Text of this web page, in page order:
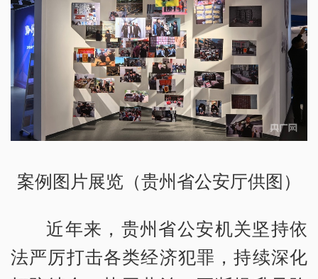
案例图片展览（贵州省公安厅供图）
近年来，贵州省公安机关坚持依
法严厉打击各类经济犯罪，持续深化